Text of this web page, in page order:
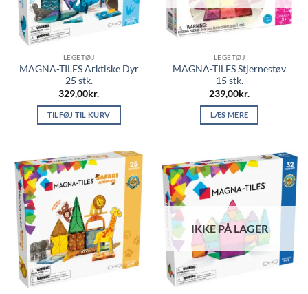
LEGETØJ
MAGNA-TILES Arktiske Dyr
25 stk.
329,00kr.
TILFØJ TIL KURV
LEGETØJ
MAGNA-TILES Stjernestøv
15 stk.
239,00kr.
LÆS MERE
IKKE PÅ LAGER